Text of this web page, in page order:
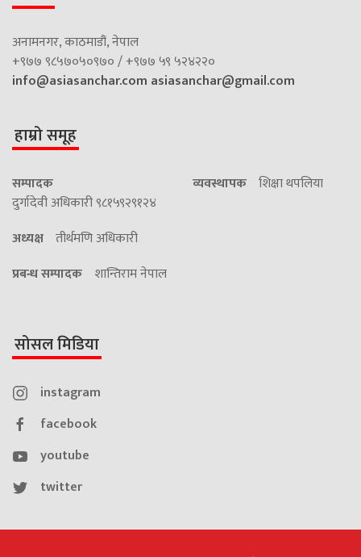
अनामनगर, काठमाडौं, नेपाल
+९७७ ९८५७०५०९७० / +९७७ ५९ ५२४२२०
info@asiasanchar.com asiasanchar@gmail.com
हाम्रो समूह
सम्पादक
दुर्गादेवी अधिकारी ९८१५९२९१२४
व्यवस्थापक शिक्षा थपलिया
अध्यक्ष तीर्थमणि अधिकारी
प्रबन्ध सम्पादक शान्तिराम नेपाल
सोसल मिडिया
instagram
facebook
youtube
twitter